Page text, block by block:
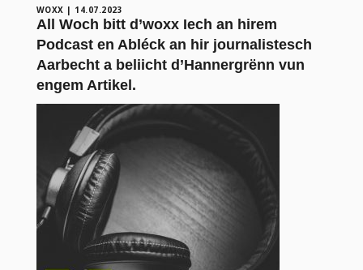
WOXX | 14.07.2023
All Woch bitt d’woxx Iech an hirem
Podcast en Abléck an hir journalistesch
Aarbecht a beliicht d’Hannergrënn vun
engem Artikel.